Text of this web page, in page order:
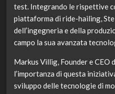
test. Integrando le rispettive
piattaforma di ride-hailing,
dell’ingegneria e della
campo la sua avanzata
Markus Villig, Founder e CEO
l’importanza di questa
sviluppo delle tecnologie di